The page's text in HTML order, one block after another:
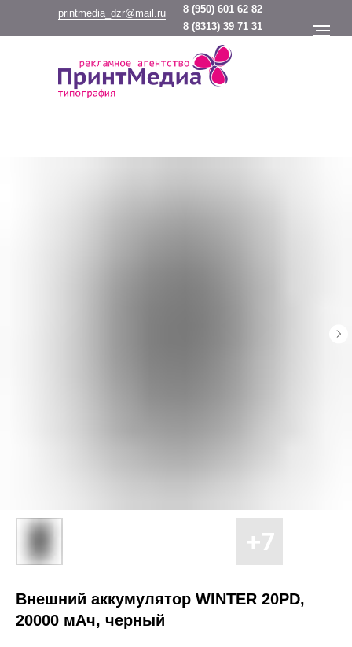
8 (950) 601 62 82
printmedia_dzr@mail.ru
8 (8313) 39 71 31
Внешний аккумулятор WINTER 20PD,
20000 мАч, черный